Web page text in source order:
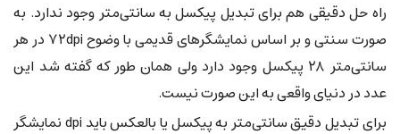
راه حل دقیقی هم برای تبدیل پیکسل به سانتی‌متر وجود ندارد. به
صورت سنتی و بر اساس نمایشگرهای قدیمی با وضوح ۷۲dpi در هر
سانتی‌متر ۲۸ پیکسل وجود دارد ولی همان طور که گفته شد این
عدد در دنیای واقعی به این صورت نیست.
برای تبدیل دقیق سانتی‌متر به پیکسل یا بالعکس باید dpi نمایشگر